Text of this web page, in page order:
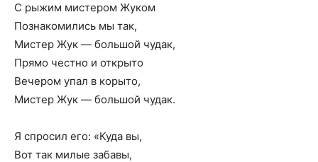
C рыжим мистером Жуком
Познакомились мы так,
Мистер Жук — большой чудак,
Прямо честно и открыто
Вечером упал в корыто,
Мистер Жук — большой чудак.
Я спрoсил его: «Куда вы,
Вот так милые забавы,